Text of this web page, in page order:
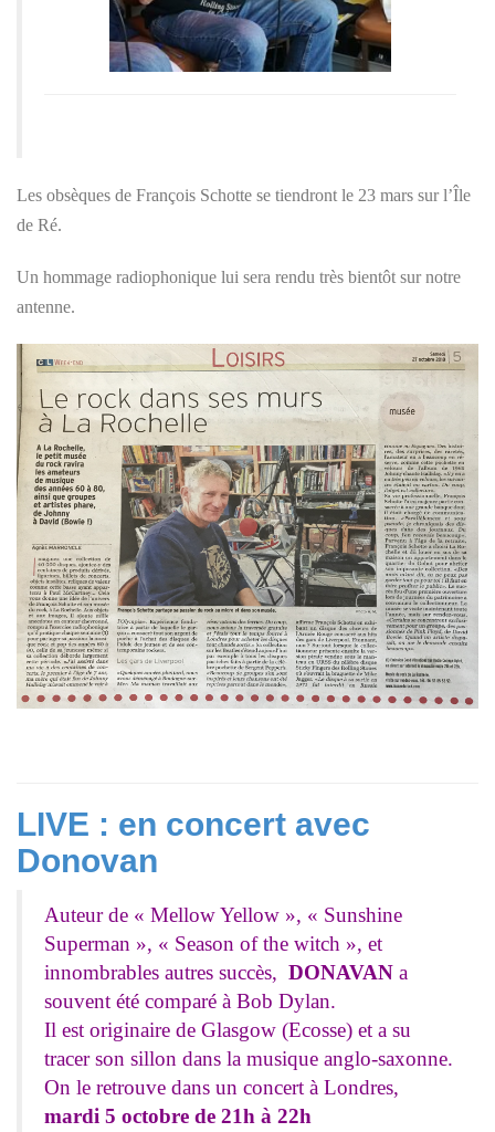
Les obsèques de François Schotte se tiendront le 23 mars sur l’Île
de Ré.
Un hommage radiophonique lui sera rendu très bientôt sur notre
antenne.
LIVE : en concert avec
Donovan
Auteur de « Mellow Yellow », « Sunshine
Superman », « Season of the witch », et
innombrables autres succès, DONAVAN a
souvent été comparé à Bob Dylan.
Il est originaire de Glasgow (Ecosse) et a su
tracer son sillon dans la musique anglo-saxonne.
On le retrouve dans un concert à Londres,
mardi 5 octobre de 21h à 22h